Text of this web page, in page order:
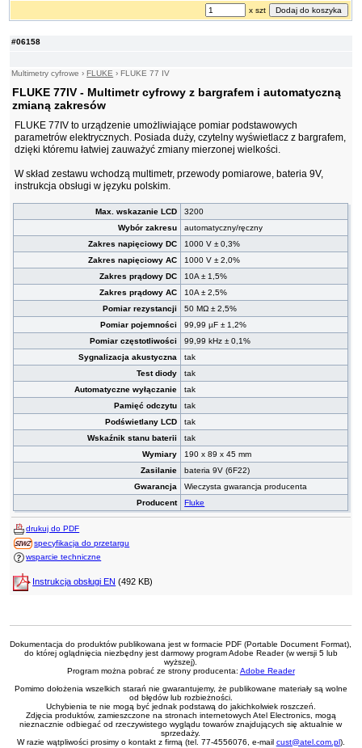
#06158
Multimetry cyfrowe ›FLUKE ›FLUKE 77 IV
FLUKE 77IV - Multimetr cyfrowy z bargrafem i automatyczną
zmianą zakresów
FLUKE 77IV to urządzenie umożliwiające pomiar podstawowych
parametrów elektrycznych. Posiada duży, czytelny wyświetlacz z bargrafem,
dzięki któremu łatwiej zauważyć zmiany mierzonej wielkości.
W skład zestawu wchodzą multimetr, przewody pomiarowe, bateria 9V,
instrukcja obsługi w języku polskim.
Max. wskazanie LCD
3200
Wybór zakresu
automatyczny/ręczny
Zakres napięciowy DC
1000 V ± 0,3%
Zakres napięciowy AC
1000 V ± 2,0%
Zakres prądowy DC
10A ± 1,5%
Zakres prądowy AC
10A ± 2,5%
Pomiar rezystancji
50 MΩ ± 2,5%
Pomiar pojemności
99,99 µF ± 1,2%
Pomiar częstotliwości
99,99 kHz ± 0,1%
Sygnalizacja akustyczna
tak
Test diody
tak
Automatyczne wyłączanie
tak
Pamięć odczytu
tak
Podświetlany LCD
tak
Wskaźnik stanu baterii
tak
Wymiary
190 x 89 x 45 mm
Zasilanie
bateria 9V (6F22)
Gwarancja
Wieczysta gwarancja producenta
Producent
Fluke
drukuj do PDF
specyfikacja do przetargu
wsparcie techniczne
Instrukcja obsługi EN (492 KB)
x szt
Dokumentacja do produktów publikowana jest w formacie PDF (Portable Document Format),
do której oglądnięcia niezbędny jest darmowy program Adobe Reader (w wersji 5 lub
wyższej).
Program można pobrać ze strony producenta: Adobe Reader
Pomimo dołożenia wszelkich starań nie gwarantujemy, że publikowane materiały są wolne
od błędów lub rozbieżności.
Uchybienia te nie mogą być jednak podstawą do jakichkolwiek roszczeń.
Zdjęcia produktów, zamieszczone na stronach internetowych Atel Electronics, mogą
nieznacznie odbiegać od rzeczywistego wyglądu towarów znajdujących się aktualnie w
sprzedaży.
W razie wątpliwości prosimy o kontakt z firmą (tel. 77-4556076, e-mail cust@atel.com.pl).